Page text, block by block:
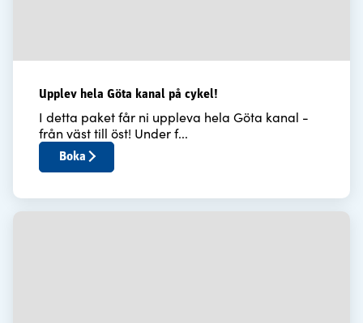
Upplev hela Göta kanal på cykel!
I detta paket får ni uppleva hela Göta kanal -
från väst till öst! Under f...
Boka